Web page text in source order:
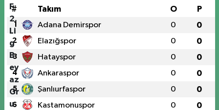
# Takım O P
1 Adana Demirspor 0 0
2 Elazığspor 0 0
3 Hatayspor 0 0
4 Ankaraspor 0 0
5 Şanlıurfaspor 0 0
6 Kastamonuspor 0 0